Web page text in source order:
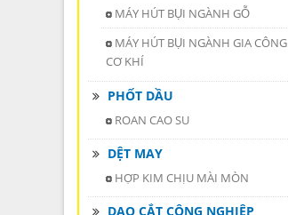
MÁY HÚT BỤI NGÀNH GỖ
MÁY HÚT BỤI NGÀNH GIA CÔNG
CƠ KHÍ
PHỐT DẦU
ROAN CAO SU
DỆT MAY
HỢP KIM CHỊU MÀI MÒN
DAO CẮT CÔNG NGHIỆP